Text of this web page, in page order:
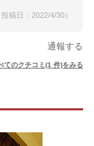
稿日：2022/4/30）
通報する
てのクチコミ(1 件)をみる